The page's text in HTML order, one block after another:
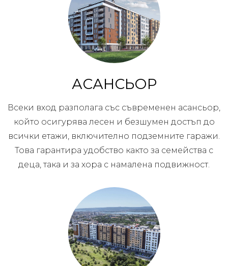
АСАНСЬОР
Всеки вход разполага със съвременен асансьор,
който осигурява лесен и безшумен достъп до
всички етажи, включително подземните гаражи.
Това гарантира удобство както за семейства с
деца, така и за хора с намалена подвижност.